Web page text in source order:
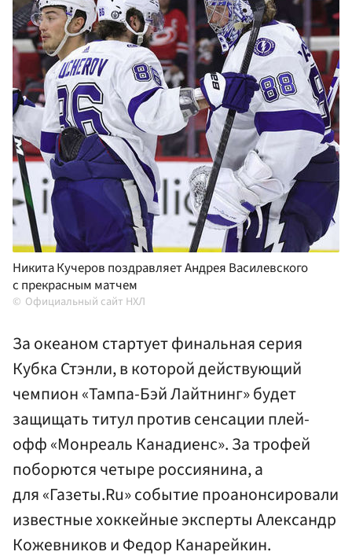
Никита Кучеров поздравляет Андрея Василевского
с прекрасным матчем
Официальный сайт НХЛ
За океаном стартует финальная серия
Кубка Стэнли, в которой действующий
чемпион «Тампа-Бэй Лайтнинг» будет
защищать титул против сенсации плей-
офф «Монреаль Канадиенс». За трофей
поборются четыре россиянина, а
для «Газеты.Ru» событие проанонсировали
известные хоккейные эксперты Александр
Кожевников и Федор Канарейкин.